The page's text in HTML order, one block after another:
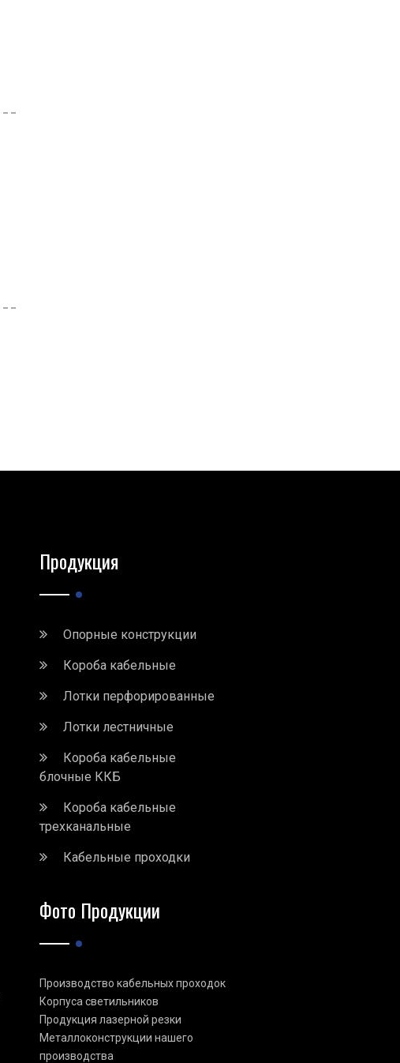
Продукция
Опорные конструкции
Короба кабельные
Лотки перфорированные
Лотки лестничные
Короба кабельные
блочные ККБ
Короба кабельные
трехканальные
Кабельные проходки
Фото Продукции
Производство кабельных проходок
Корпуса светильников
Продукция лазерной резки
Металлоконструкции нашего
производства